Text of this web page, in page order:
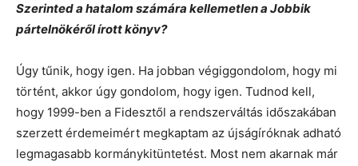
Szerinted a hatalom számára kellemetlen a Jobbik
pártelnökéről írott könyv?
Úgy tűnik, hogy igen. Ha jobban végiggondolom, hogy mi
történt, akkor úgy gondolom, hogy igen. Tudnod kell,
hogy 1999-ben a Fidesztől a rendszerváltás időszakában
szerzett érdemeimért megkaptam az újságíróknak adható
legmagasabb kormánykitüntetést. Most nem akarnak már